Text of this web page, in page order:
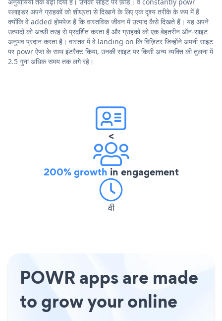
स्लाइडर अपने ग्राहकों को शीघ्रता से दिखाने के लिए एक दृश्य तरीके के रूप में हैं
क्योंकि वे added होमपेज हैं कि वास्तविक जीवन में उत्पाद कैसे दिखते हैं। यह अपने
उत्पादों को अच्छी तरह से प्रदर्शित करता है और ग्राहकों को एक बेहतरीन ऑन-साइट
अनुभव प्रदान करता है। वास्तव में वे landing on कि विज़िटर जिन्होंने अपनी साइट
पर powr ऐप्स के साथ इंटरैक्ट किया, उनकी साइट पर किसी अन्य व्यक्ति की तुलना में
2.5 गुना अधिक समय तक लगे रहे।
<
200% growth in engagement
वी
POWR apps are made
to grow your online